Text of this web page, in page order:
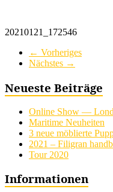
20210121_172546
← Vorheriges
Nächstes →
Neueste Beiträge
Online Show —
Maritime Neuheiten
3 neue möblierte
2021 – Filigran
Tour 2020
Informationen